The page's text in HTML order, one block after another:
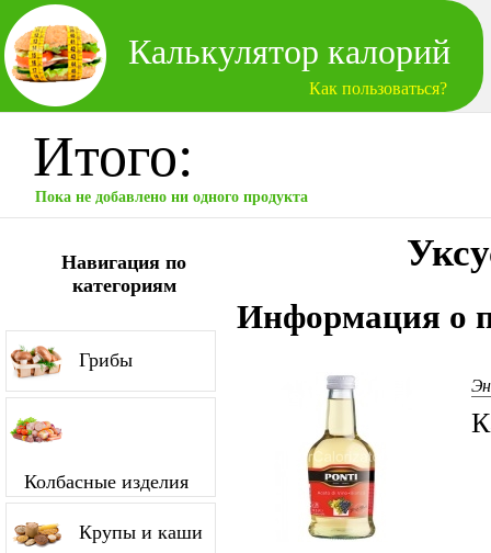
Калькулятор калорий
Как пользоваться?
Итого:
Пока не добавлено ни одного продукта
Навигация по
категориям
Грибы
Колбасные изделия
Крупы и каши
Информация о